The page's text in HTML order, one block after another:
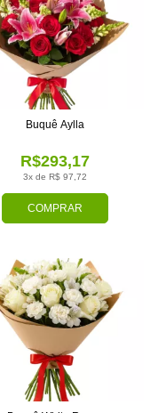
COMPRAR
3x de R$ 97,72
R$293,17
Buquê Aylla